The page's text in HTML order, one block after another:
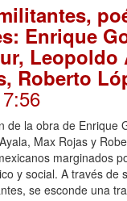
Enrique
Leopoldo
Roberto
de la obra de Enrique
Max Rojas y
marginados
y social. A través de
se esconde una